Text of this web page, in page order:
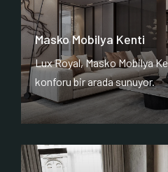
Masko Mobilya Kenti
Lux Royal, Masko Mobilya
konforu bir arada sunuyor.